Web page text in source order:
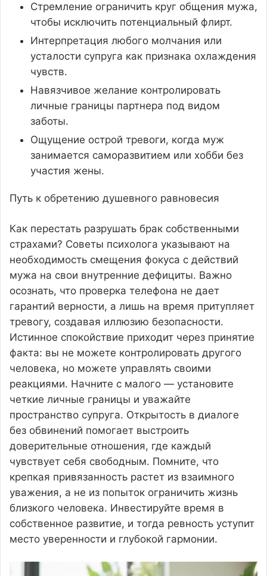
Стремление ограничить круг общения мужа,
чтобы исключить потенциальный флирт.
Интерпретация любого молчания или
усталости супруга как признака охлаждения
чувств.
Навязчивое желание контролировать
личные границы партнера под видом
заботы.
Ощущение острой тревоги, когда муж
занимается саморазвитием или хобби без
участия жены.
Путь к обретению душевного равновесия
Как перестать разрушать брак собственными
страхами? Советы психолога указывают на
необходимость смещения фокуса с действий
мужа на свои внутренние дефициты. Важно
осознать, что проверка телефона не дает
гарантий верности, а лишь на время притупляет
тревогу, создавая иллюзию безопасности.
Истинное спокойствие приходит через принятие
факта: вы не можете контролировать другого
человека, но можете управлять своими
реакциями. Начните с малого — установите
четкие личные границы и уважайте
пространство супруга. Открытость в диалоге
без обвинений помогает выстроить
доверительные отношения, где каждый
чувствует себя свободным. Помните, что
крепкая привязанность растет из взаимного
уважения, а не из попыток ограничить жизнь
близкого человека. Инвестируйте время в
собственное развитие, и тогда ревность уступит
место уверенности и глубокой гармонии.